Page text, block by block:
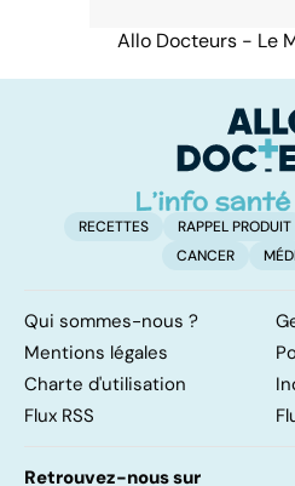
Allo Docteurs - Le
RECETTES RAPPEL PRODUIT
CANCER
Qui sommes-nous ?
Mentions légales
Charte d'utilisation
Flux RSS
Retrouvez-nous sur